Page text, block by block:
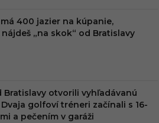
400 jazier na kúpanie,
„na skok“ od Bratislavy
Bratislavy otvorili vyhľadávanú
golfoví tréneri začínali s 16-
a pečením v garáži